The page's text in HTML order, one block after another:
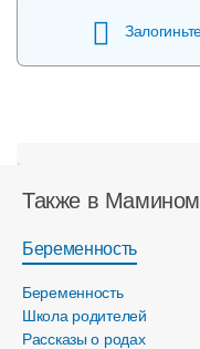
Также в Мамином
Беременность
Беременность
Школа родителей
Рассказы о родах